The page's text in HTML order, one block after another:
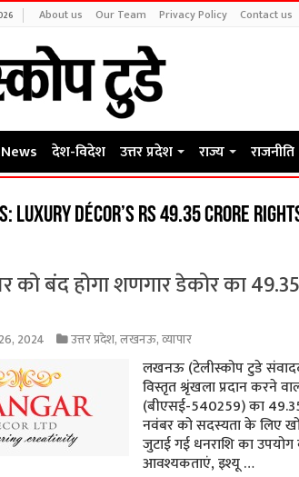
About us Our Team Privacy Policy Contact us
देश-विदेश उत्तर प्रदेश राज्य राजनीति
Luxury décor’s Rs 49.35 crore
को बंद होगा शणगार डेकोर का
2024 उत्तर प्रदेश,लखनऊ,व्यापार
लखनऊ (टेलीस्कोप टुडे
विस्तृत श्रृंखला प्रदान करने
(बीएसई-540259) का
नवंबर को सदस्यता के लिए
जुटाई गई धनराशि का
आवश्यकताएं, इश्यू …